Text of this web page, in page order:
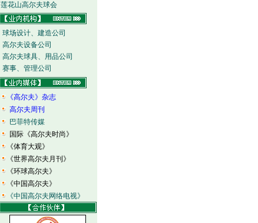
莲花山高尔夫球会
球场设计、建造公司
高尔夫设备公司
高尔夫球具、用品公司
赛事、管理公司
《高尔夫》杂志
高尔夫周刊
巴菲特传媒
国际《高尔夫时尚》
《体育大观》
《世界高尔夫月刊》
《环球高尔夫》
《中国高尔夫》
《中国高尔夫网络电视》